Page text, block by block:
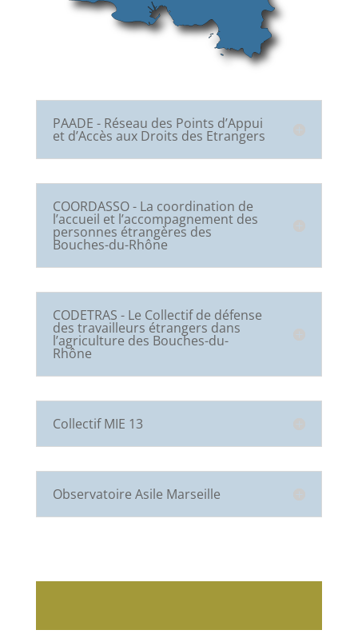
PAADE - Réseau des Points d’Appui
et d’Accès aux Droits des Etrangers
COORDASSO - La coordination de
l’accueil et l’accompagnement des
personnes étrangères des
Bouches-du-Rhône
CODETRAS - Le Collectif de défense
des travailleurs étrangers dans
l’agriculture des Bouches-du-
Rhône
Collectif MIE 13
Observatoire Asile Marseille